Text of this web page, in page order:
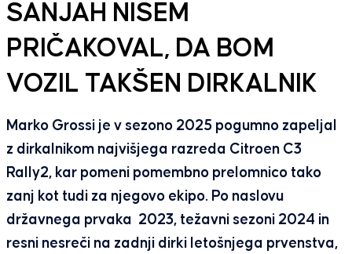
SANJAH NISEM
PRIČAKOVAL, DA BOM
VOZIL TAKŠEN DIRKALNIK
Marko Grossi je v sezono 2025 pogumno zapeljal
z dirkalnikom najvišjega razreda Citroen C3
Rally2, kar pomeni pomembno prelomnico tako
zanj kot tudi za njegovo ekipo. Po naslovu
državnega prvaka 2023, težavni sezoni 2024 in
resni nesreči na zadnji dirki letošnjega prvenstva,